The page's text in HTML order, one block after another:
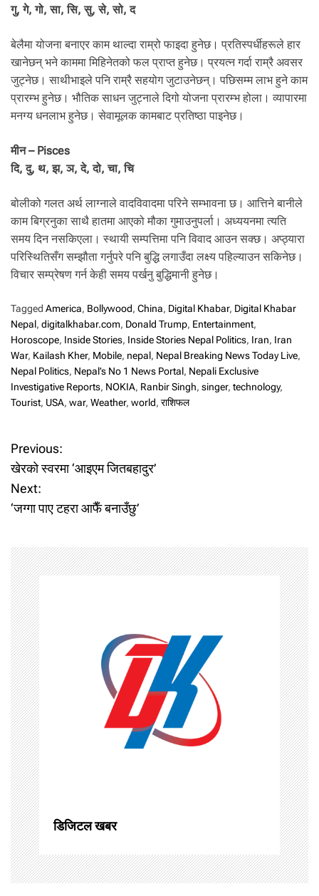
गु, गे, गो, सा, सि, सु, से, सो, द
बेलैमा योजना बनाएर काम थाल्दा राम्रो फाइदा हुनेछ। प्रतिस्पर्धीहरूले हार
खानेछन् भने काममा मिहिनेतको फल प्राप्त हुनेछ। प्रयत्न गर्दा राम्रै अवसर
जुट्नेछ। साथीभाइले पनि राम्रै सहयोग जुटाउनेछन्। पछिसम्म लाभ हुने काम
प्रारम्भ हुनेछ। भौतिक साधन जुट्नाले दिगो योजना प्रारम्भ होला। व्यापारमा
मनग्य धनलाभ हुनेछ। सेवामूलक कामबाट प्रतिष्ठा पाइनेछ।
मीन – Pisces
दि, दु, थ, झ, ञ, दे, दो, चा, चि
बोलीको गलत अर्थ लाग्नाले वादविवादमा परिने सम्भावना छ। आत्तिने बानीले
काम बिग्रनुका साथै हातमा आएको मौका गुमाउनुपर्ला। अध्ययनमा त्यति
समय दिन नसकिएला। स्थायी सम्पत्तिमा पनि विवाद आउन सक्छ। अप्ठ्यारा
परिस्थितिसँग सम्झौता गर्नुपरे पनि बुद्धि लगाउँदा लक्ष्य पहिल्याउन सकिनेछ।
विचार सम्प्रेषण गर्न केही समय पर्खनु बुद्धिमानी हुनेछ।
Tagged America, Bollywood, China, Digital Khabar, Digital Khabar
Nepal, digitalkhabar.com, Donald Trump, Entertainment,
Horoscope, Inside Stories, Inside Stories Nepal Politics, Iran, Iran
War, Kailash Kher, Mobile, nepal, Nepal Breaking News Today Live,
Nepal Politics, Nepal’s No 1 News Portal, Nepali Exclusive
Investigative Reports, NOKIA, Ranbir Singh, singer, technology,
Tourist, USA, war, Weather, world, राशिफल
P
o
s
t
n
a
v
i
g
a
t
i
o
n
Previous:
खेरको स्वरमा ‘आइएम जितबहादुर’
Next:
‘जग्गा पाए टहरा आफैँ बनाउँछु’
डिजिटल खबर